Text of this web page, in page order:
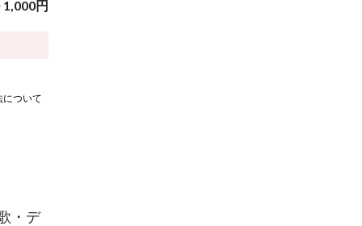
1,000円
について
・デ